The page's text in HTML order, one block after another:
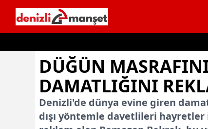
İçeriğe geç
DÜĞÜN
DAMATLIĞINI
Denizli'de dünya evine giren
dışı yöntemle davetlileri hayretler